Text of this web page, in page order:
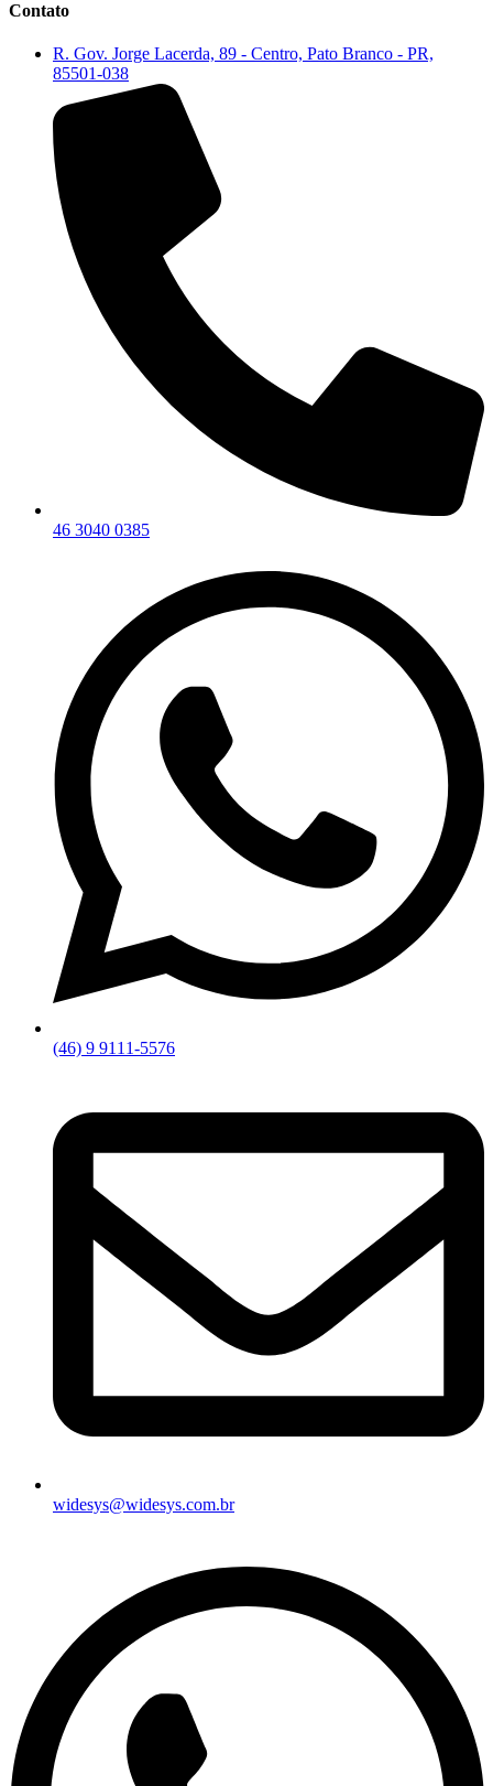
Contato
R. Gov. Jorge Lacerda, 89 - Centro, Pato Branco - PR,
85501-038
46 3040 0385
(46) 9 9111-5576
widesys@widesys.com.br